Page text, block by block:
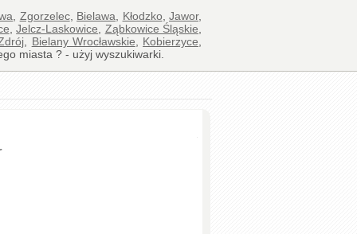
Zgorzelec, Bielawa Kłodzko ,Jawor,
,Jelcz-Laskowice Ząbkowice Śląskie
Bielany Wrocławskie Kobierzyce
miasta ? - użyj wyszukiwarki.